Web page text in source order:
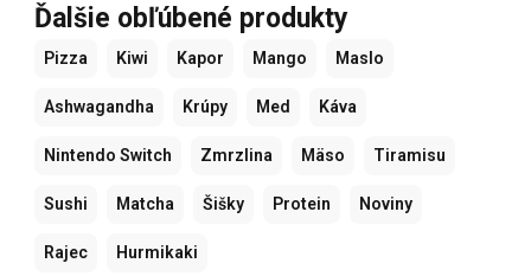
Ďalšie obľúbené produkty
Pizza Kiwi Kapor Mango Maslo
Ashwagandha Krúpy Med Káva
Nintendo Switch Zmrzlina Mäso Tiramisu
Sushi Matcha Šišky Protein Noviny
Rajec Hurmikaki